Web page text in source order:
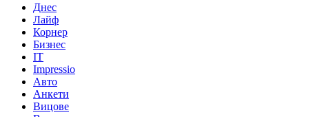
Днес
Лайф
Корнер
Бизнес
IT
Impressio
Авто
Анкети
Вицове